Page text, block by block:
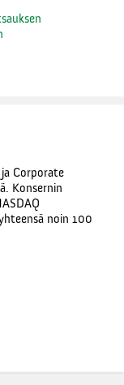
Corporate
Konsernin
noin 100